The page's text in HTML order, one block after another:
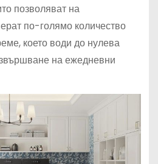
позволяват на
по-голямо количество
което води до нулева
на ежедневни